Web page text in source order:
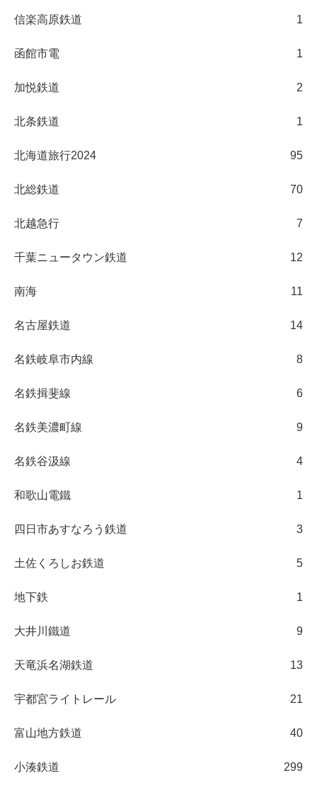
信楽高原鉄道 1
函館市電 1
加悦鉄道 2
北条鉄道 1
北海道旅行2024 95
北総鉄道 70
北越急行 7
千葉ニュータウン鉄道 12
南海 11
名古屋鉄道 14
名鉄岐阜市内線 8
名鉄揖斐線 6
名鉄美濃町線 9
名鉄谷汲線 4
和歌山電鐵 1
四日市あすなろう鉄道 3
土佐くろしお鉄道 5
地下鉄 1
大井川鐵道 9
天竜浜名湖鉄道 13
宇都宮ライトレール 21
富山地方鉄道 40
小湊鉄道 299